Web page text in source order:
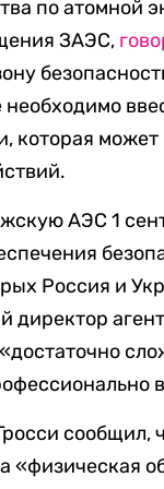
по атомной
ЗАЭС,
которая
АЭС 1
Россия и
директор
сообщил,
«физическая